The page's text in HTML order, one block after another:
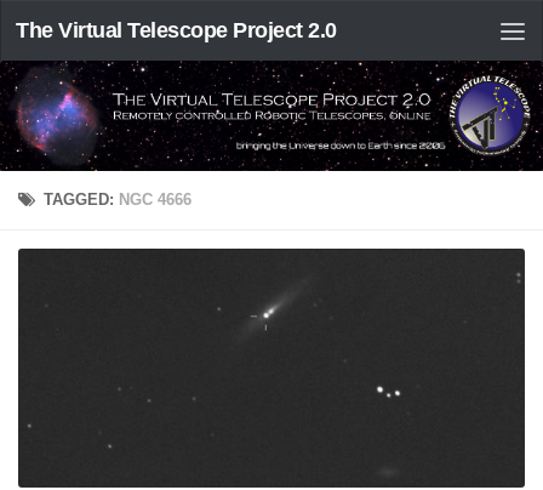
The Virtual Telescope Project 2.0
TAGGED: NGC 4666